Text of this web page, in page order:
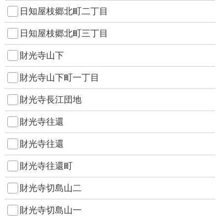
日知屋枝郷北町二丁目
日知屋枝郷北町三丁目
財光寺山下
財光寺山下町一丁目
財光寺長江団地
財光寺往還
財光寺往還
財光寺往還町
財光寺切島山二
財光寺切島山一